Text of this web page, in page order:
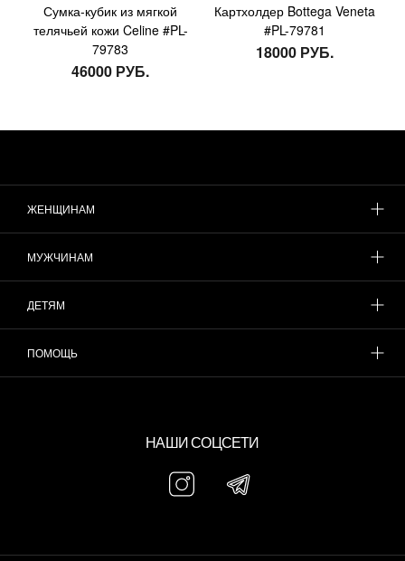
Сумка-кубик из мягкой
телячьей кожи Celine #PL-
79783
46000 РУБ.
Картхолдер Bottega Veneta
#PL-79781
18000 РУБ.
ЖЕНЩИНАМ
МУЖЧИНАМ
ДЕТЯМ
ПОМОЩЬ
НАШИ СОЦСЕТИ